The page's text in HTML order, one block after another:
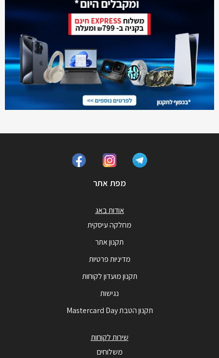
מפת אתר
אודות באג
מחלקה עיסקית
תקנון אתר
מדיניות פרטיות
תקנון מועדון לקוחות
נגישות
תקנון הטבת Mastercard Day
שירות לקוחות
משלוחים